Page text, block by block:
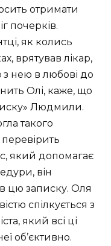
отримати
почерків.
як колись
врятував лікар,
нею в любові до
Олі, каже, що
Людмили.
такого
який допомагає
він
цю записку. Оля
спілкується з
який всі ці
об’єктивно.